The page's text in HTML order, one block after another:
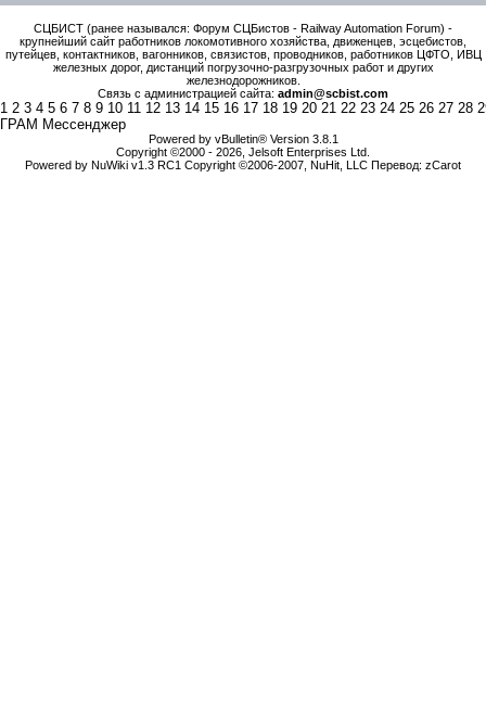
СЦБИСТ (ранее назывался: Форум СЦБистов - Railway Automation Forum) -
крупнейший сайт работников локомотивного хозяйства, движенцев, эсцебистов,
путейцев, контактников, вагонников, связистов, проводников, работников ЦФТО, ИВЦ
железных дорог, дистанций погрузочно-разгрузочных работ и других
железнодорожников.
Связь с администрацией сайта: admin@scbist.com
1 2 3 4 5 6 7 8 9 10 11 12 13 14 15 16 17 18 19 20 21 22 23 24 25 26 27 28
ГРАМ Мессенджер
Powered by vBulletin® Version 3.8.1
Copyright ©2000 - 2026, Jelsoft Enterprises Ltd.
Powered by NuWiki v1.3 RC1 Copyright ©2006-2007, NuHit, LLC Перевод: zCarot